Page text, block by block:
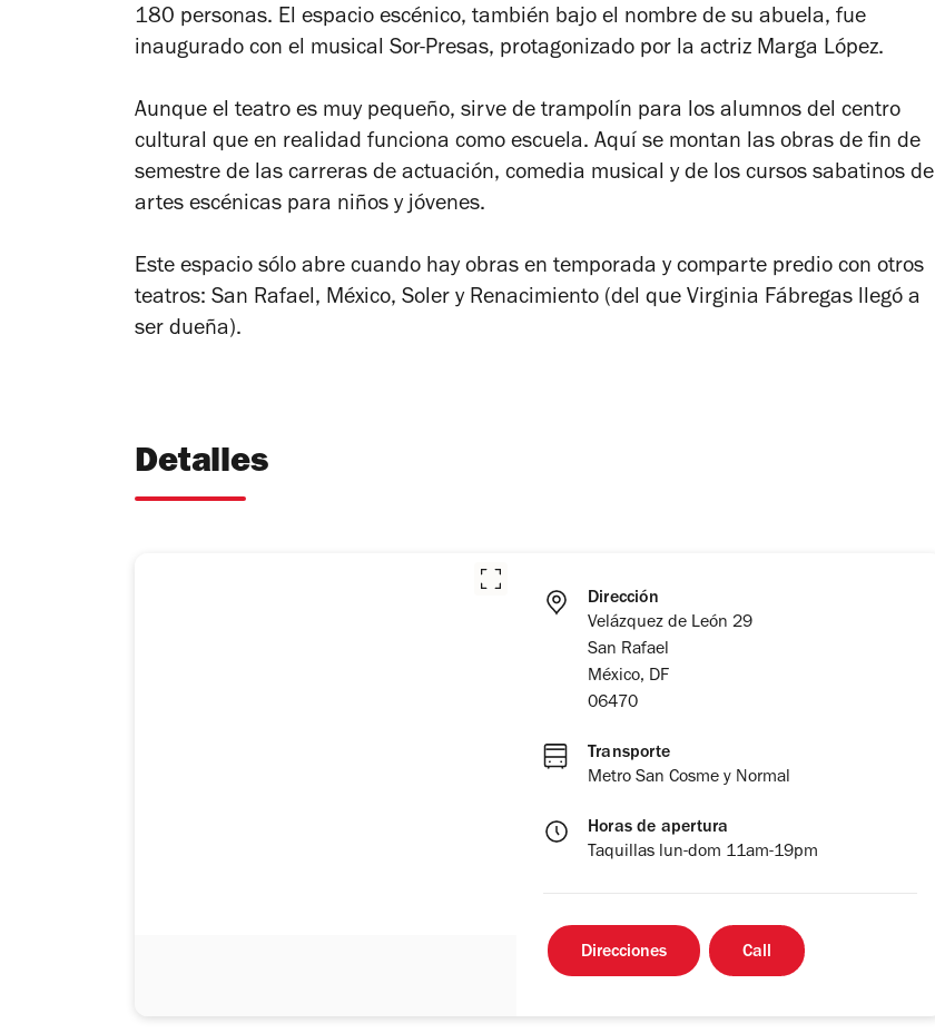
180 personas. El espacio escénico, también bajo el nombre de su abuela, fue
inaugurado con el musical Sor-Presas, protagonizado por la actriz Marga López.
Aunque el teatro es muy pequeño, sirve de trampolín para los alumnos del centro
cultural que en realidad funciona como escuela. Aquí se montan las obras de fin de
semestre de las carreras de actuación, comedia musical y de los cursos sabatinos de
artes escénicas para niños y jóvenes.
Este espacio sólo abre cuando hay obras en temporada y comparte predio con otros
teatros: San Rafael, México, Soler y Renacimiento (del que Virginia Fábregas llegó a
ser dueña).
Detalles
Dirección
Velázquez de León 29
San Rafael
México, DF
06470
Transporte
Metro San Cosme y Normal
Horas de apertura
Taquillas lun-dom 11am-19pm
Direcciones Call